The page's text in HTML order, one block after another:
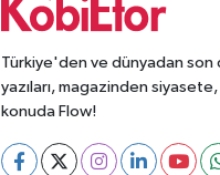
Türkiye'den ve dünyadan son
yazıları, magazinden
konuda Flow!